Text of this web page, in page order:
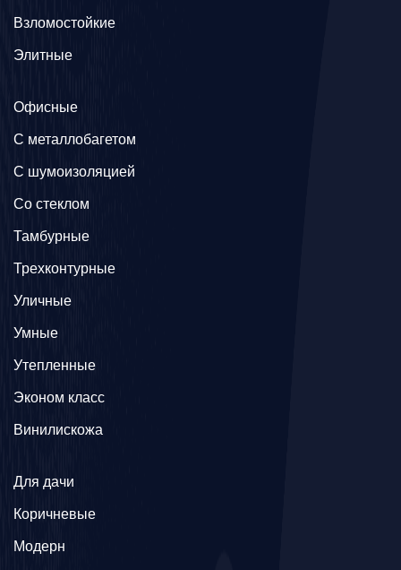
Взломостойкие
Элитные
Офисные
C металлобагетом
С шумоизоляцией
Со стеклом
Тамбурные
Трехконтурные
Уличные
Умные
Утепленные
Эконом класс
Винилискожа
Для дачи
Коричневые
Модерн